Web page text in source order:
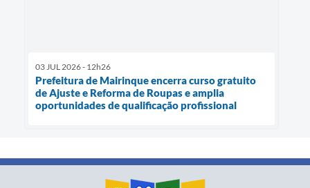
03 JUL 2026 - 12h26
Prefeitura de Mairinque encerra curso gratuito
de Ajuste e Reforma de Roupas e amplia
oportunidades de qualificação profissional